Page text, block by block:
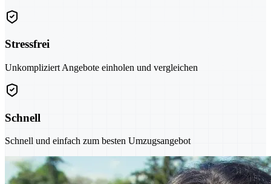
Stressfrei
Unkompliziert Angebote einholen und vergleichen
Schnell
Schnell und einfach zum besten Umzugsangebot